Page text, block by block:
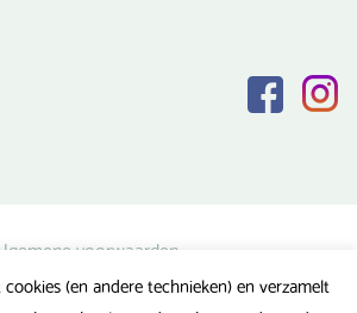
voorwaarden
Privacy verklaring
(en andere technieken) en verzamelt